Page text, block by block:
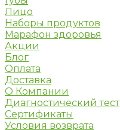
Лицо
Наборы продуктов
Марафон здоровья
Акции
Блог
Оплата
Доставка
О Компании
Диагностический тест
Сертификаты
Условия возврата